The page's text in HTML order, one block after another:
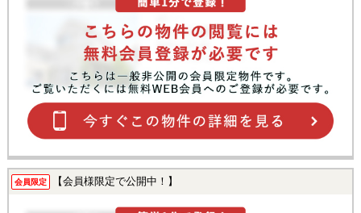
会員限定 【会員様限定で公開中！】